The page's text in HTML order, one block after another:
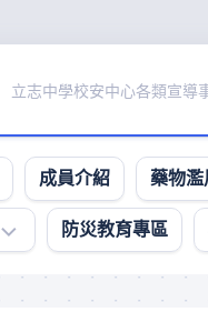
立志中學校安中心各類宣導
成員介紹 藥物
防災教育專區